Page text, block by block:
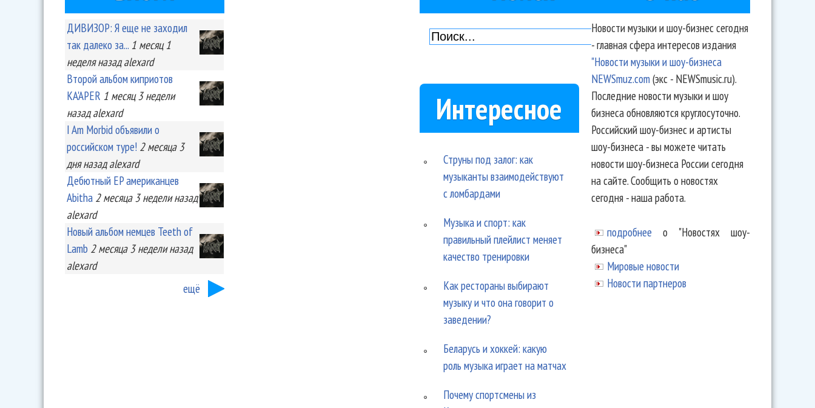
ДИВИЗОР: Я еще не заходил
так далеко за... 1 месяц 1
неделяназад alexard
Второй альбом киприотов
KA'APER 1 месяц 3 недели
назад alexard
I Am Morbid объявили о
российском туре! 2 месяца 3
дняназад alexard
Дебютный EP американцев
Abitha 2 месяца 3 неделиназад
alexard
Новый альбом немцев Teeth of
Lamb 2 месяца 3 неделиназад
alexard
ещё
Интересное
Струны под залог: как
музыканты взаимодействуют
с ломбардами
Музыка и спорт: как
правильный плейлист меняет
качество тренировки
Как рестораны выбирают
музыку и что она говорит о
заведении?
Беларусь и хоккей: какую
роль музыка играет на матчах
Почему спортсмены из
Новости музыки и шоу-бизнес сегодня
- главная сфера интересов издания
"Новости музыки и шоу-бизнеса
NEWSmuz.com(экс - NEWSmusic.ru).
Последние новости музыки и шоу
бизнеса обновляются круглосуточно.
Российский шоу-бизнес и артисты
шоу-бизнеса - вы можете читать
новости шоу-бизнеса России сегодня
на сайте. Сообщить о новостях
сегодня - наша работа.
подробнее о "Новостях шоу-
бизнеса"
Мировые новости
Новости партнеров